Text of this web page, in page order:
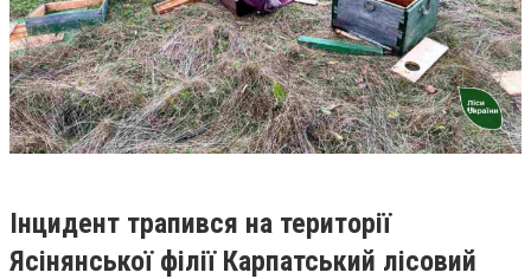
Інцидент трапився на території
Ясінянської філії Карпатський лісовий